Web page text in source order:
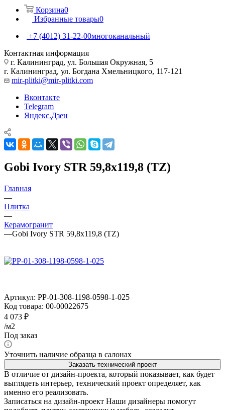
Корзина0
Избранные товары0
+7 (4012) 31-22-00многоканальный
Контактная информация
г. Калининград, ул. Большая Окружная, 5
г. Калининград, ул. Богдана Хмельницкого, 117-121
mir-plitki@mir-plitki.com
Вконтакте
Telegram
Яндекс.Дзен
Gobi Ivory STR 59,8x119,8 (TZ)
Главная
—
Плитка
—
Керамогранит
—Gobi Ivory STR 59,8x119,8 (TZ)
Артикул: PP-01-308-1198-0598-1-025
Код товара: 00-00022675
4 073 ₽
/м2
Под заказ
Уточнить наличие образца в салонах
Заказать технический проект
В отличие от дизайн-проекта, который показывает, как будет
выглядеть интерьер, технический проект определяет, как
именно его реализовать.
Записаться на дизайн-проект Наши дизайнеры помогут